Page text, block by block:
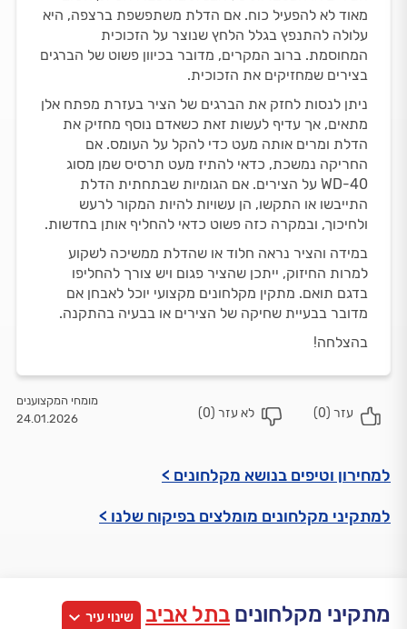
מאוד לא להפעיל כוח. אם הדלת משתפשפת ברצפה, היא
עלולה להתנפץ בגלל הלחץ שנוצר על הזכוכית
המחוסמת. ברוב המקרים, מדובר בכיוון פשוט של הברגים
בצירים שמחזיקים את הזכוכית.
ניתן לנסות לחזק את הברגים של הציר בעזרת מפתח אלן
מתאים, אך עדיף לעשות זאת כשאדם נוסף מחזיק את
הדלת ומרים אותה מעט כדי להקל על העומס. אם
החריקה נמשכת, כדאי להתיז מעט תרסיס שמן מסוג
WD-40 על הצירים. אם הגומיות שבתחתית הדלת
התייבשו או התקשו, הן עשויות להיות המקור לרעש
ולחיכוך, ובמקרה כזה פשוט כדאי להחליף אותן בחדשות.
במידה והציר נראה חלוד או שהדלת ממשיכה לשקוע
למרות החיזוק, ייתכן שהציר פגום ויש צורך להחליפו
בדגם תואם. מתקין מקלחונים מקצועי יוכל לאבחן אם
מדובר בבעיית שחיקה של הצירים או בבעיה בהתקנה.
בהצלחה!
0
)
0
)
מומחי המקצוענים
24.01.2026
למחירון וטיפים בנושא מקלחונים >
למתקיני מקלחונים מומלצים בפיקוח שלנו >
מתקיני מקלחונים בתל אביב שינוי עיר